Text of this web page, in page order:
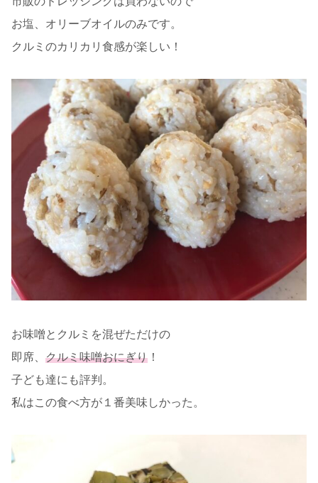
お塩、オリーブオイルのみです。
クルミのカリカリ食感が楽しい！
お味噌とクルミを混ぜただけの
即席、 クルミ味噌おにぎり ！
子ども達にも評判。
私はこの食べ方が１番美味しかった。